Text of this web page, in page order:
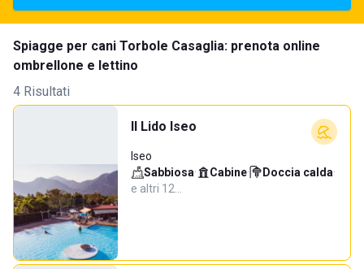
Spiagge per cani Torbole Casaglia: prenota online
ombrellone e lettino
4 Risultati
Il Lido Iseo
Iseo
Sabbiosa· Cabine· Doccia calda·
e altri 12…